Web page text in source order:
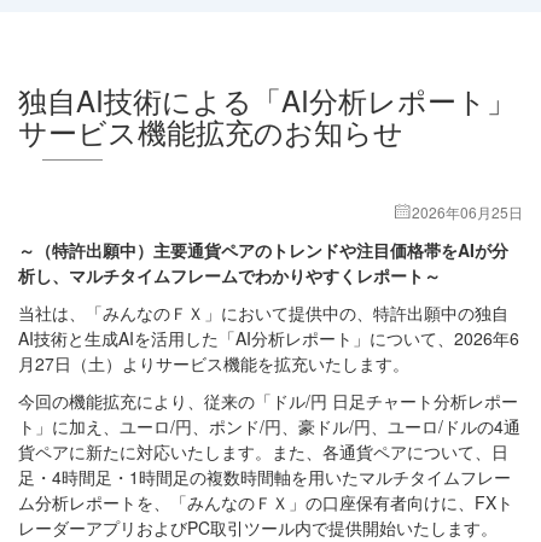
独自AI技術による「AI分析レポート」
サービス機能拡充のお知らせ
2026年06月25日
～（特許出願中）主要通貨ペアのトレンドや注目価格帯をAIが分
析し、マルチタイムフレームでわかりやすくレポート～
当社は、「みんなのＦＸ」において提供中の、特許出願中の独自
AI技術と生成AIを活用した「AI分析レポート」について、2026年6
月27日（土）よりサービス機能を拡充いたします。
今回の機能拡充により、従来の「ドル/円 日足チャート分析レポー
ト」に加え、ユーロ/円、ポンド/円、豪ドル/円、ユーロ/ドルの4通
貨ペアに新たに対応いたします。また、各通貨ペアについて、日
足・4時間足・1時間足の複数時間軸を用いたマルチタイムフレー
ム分析レポートを、「みんなのＦＸ」の口座保有者向けに、FXト
レーダーアプリおよびPC取引ツール内で提供開始いたします。